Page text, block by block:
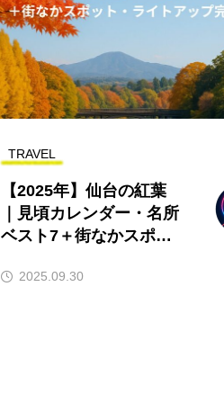
TRAVEL
【2025年】仙台の紅葉
｜見頃カレンダー・名所
ベスト7＋街なかスポッ
イド2025.09.30